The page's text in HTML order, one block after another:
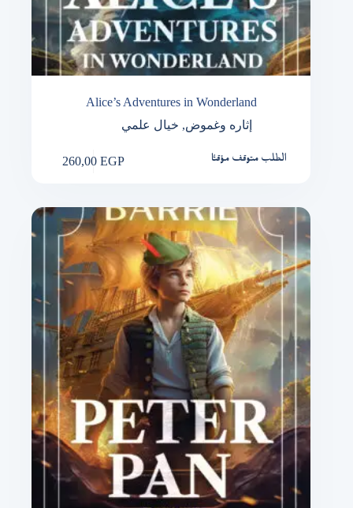
Alice’s Adventures in Wonderland
إثاره وغموض, خيال علمي
260,00EGP الطلب متوقف مؤقتًا